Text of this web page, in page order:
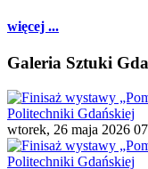
więcej ...
Galeria Sztuki
wtorek, 26 maja 2026